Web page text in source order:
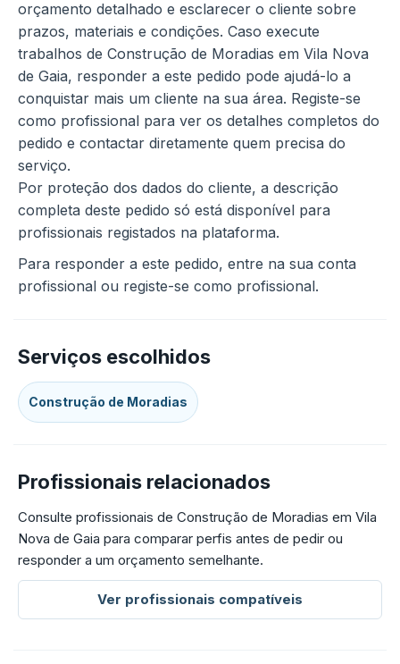
orçamento detalhado e esclarecer o cliente sobre
prazos, materiais e condições. Caso execute
trabalhos de Construção de Moradias em Vila Nova
de Gaia, responder a este pedido pode ajudá-lo a
conquistar mais um cliente na sua área. Registe-se
como profissional para ver os detalhes completos do
pedido e contactar diretamente quem precisa do
serviço.
Por proteção dos dados do cliente, a descrição
completa deste pedido só está disponível para
profissionais registados na plataforma.
Para responder a este pedido, entre na sua conta
profissional ou registe-se como profissional.
Serviços escolhidos
Construção de Moradias
Profissionais relacionados
Consulte profissionais de Construção de Moradias em Vila
Nova de Gaia para comparar perfis antes de pedir ou
responder a um orçamento semelhante.
Ver profissionais compatíveis